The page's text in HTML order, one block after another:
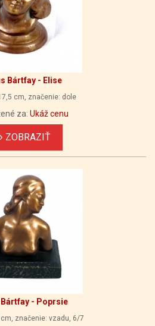
Bártfay - Elise
cm, značenie: dole
za: Ukáž cenu
ZOBRAZIŤ
- Poprsie
cm, značenie: vzadu, 6/7